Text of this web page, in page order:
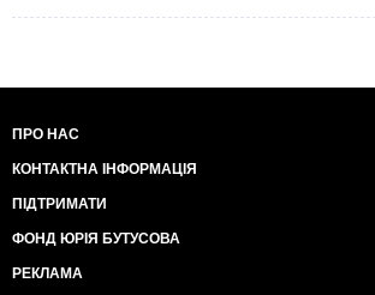
ПРО НАС
КОНТАКТНА ІНФОРМАЦІЯ
ПІДТРИМАТИ
ФОНД ЮРІЯ БУТУСОВА
РЕКЛАМА